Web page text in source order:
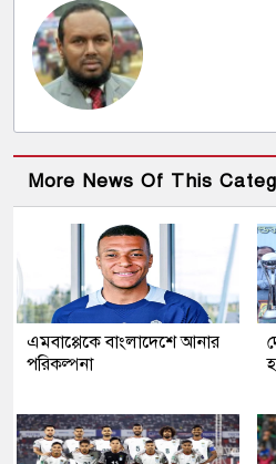
More News Of This
এমবাপ্পেকে বাংলাদেশে আনার
পরিকল্পনা